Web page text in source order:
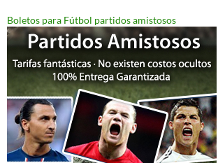
Boletos para Fútbol partidos amistosos